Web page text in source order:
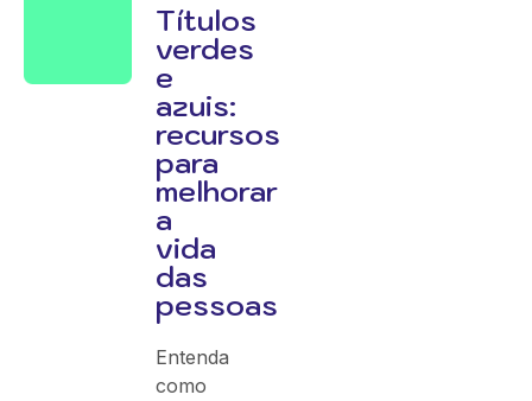
Títulos
verdes
e
azuis:
recursos
para
melhorar
a
vida
das
pessoas
Entenda
como